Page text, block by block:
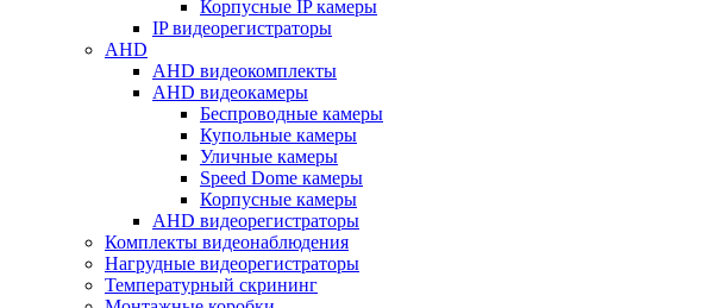
Корпусные IP камеры
IP видеорегистраторы
AHD
AHD видеокомплекты
AHD видеокамеры
Беспроводные камеры
Купольные камеры
Уличные камеры
Speed Dome камеры
Корпусные камеры
AHD видеорегистраторы
Комплекты видеонаблюдения
Нагрудные видеорегистраторы
Температурный скрининг